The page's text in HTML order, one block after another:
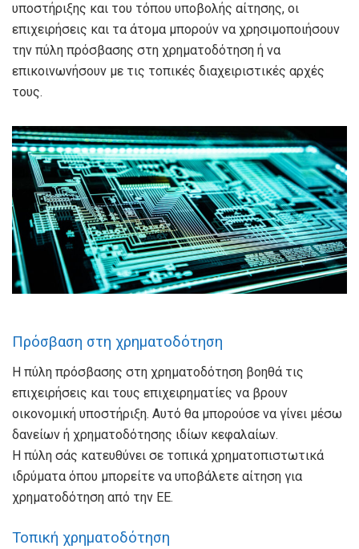
υποστήριξης και του τόπου υποβολής αίτησης, οι
επιχειρήσεις και τα άτομα μπορούν να χρησιμοποιήσουν
την πύλη πρόσβασης στη χρηματοδότηση ή να
επικοινωνήσουν με τις τοπικές διαχειριστικές αρχές
τους.
Πρόσβαση στη χρηματοδότηση
Η πύλη πρόσβασης στη χρηματοδότηση βοηθά τις
επιχειρήσεις και τους επιχειρηματίες να βρουν
οικονομική υποστήριξη. Αυτό θα μπορούσε να γίνει μέσω
δανείων ή χρηματοδότησης ιδίων κεφαλαίων.
Η πύλη σάς κατευθύνει σε τοπικά χρηματοπιστωτικά
ιδρύματα όπου μπορείτε να υποβάλετε αίτηση για
χρηματοδότηση από την ΕΕ.
Τοπική χρηματοδότηση